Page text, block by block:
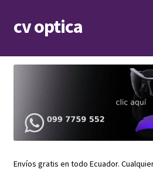
Skip
to
Skip
to
cv optica
Armazones de lentes
Repuestos
Envíos gratis en todo Ecuador.